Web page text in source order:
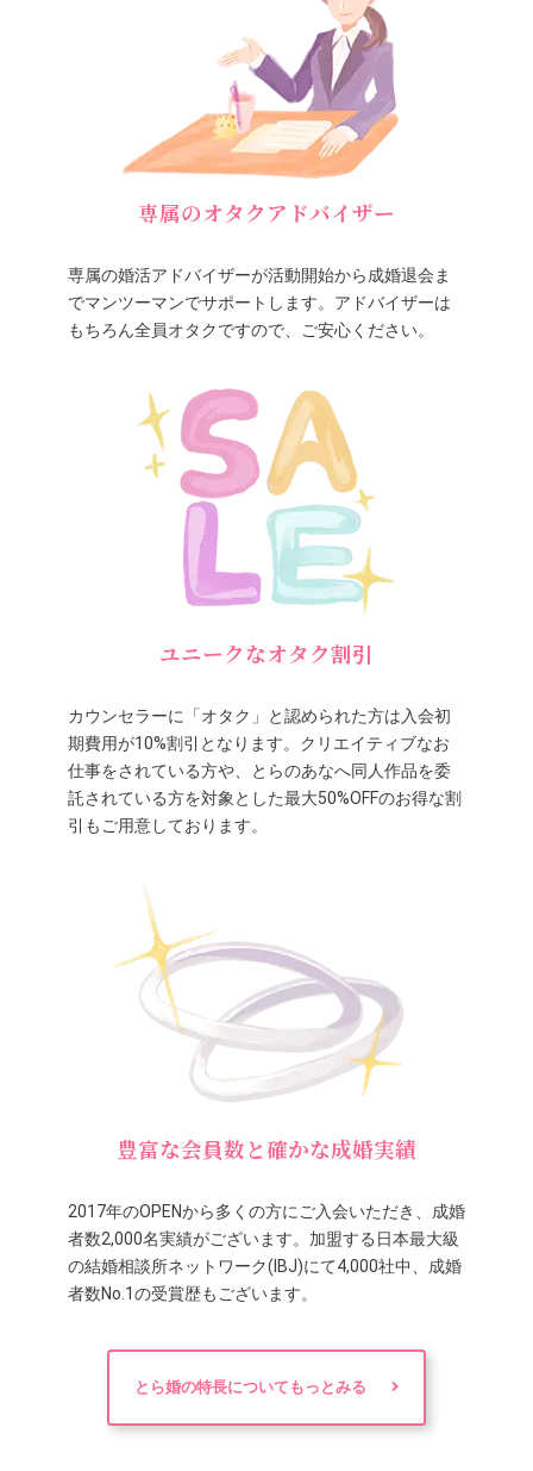
専属のオタクアドバイザー
専属の婚活アドバイザーが活動開始から成婚退会ま
でマンツーマンでサポートします。アドバイザーは
もちろん全員オタクですので、ご安心ください。
ユニークなオタク割引
カウンセラーに「オタク」と認められた方は入会初
期費用が10%割引となります。クリエイティブなお
仕事をされている方や、とらのあなへ同人作品を委
託されている方を対象とした最大50%OFFのお得な割
引もご用意しております。
豊富な会員数と確かな成婚実績
2017年のOPENから多くの方にご入会いただき、成婚
者数2,000名実績がございます。加盟する日本最大級
の結婚相談所ネットワーク(IBJ)にて4,000社中、成婚
者数No.1の受賞歴もございます。
とら婚の特長についてもっとみる